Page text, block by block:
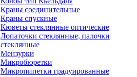
Краны соединительные
Краны спускные
Кюветы стеклянные оптические
Лопаточки стеклянные, палочки
стеклянные
Мензурки
Микробюретки
Микропипетки градуированные